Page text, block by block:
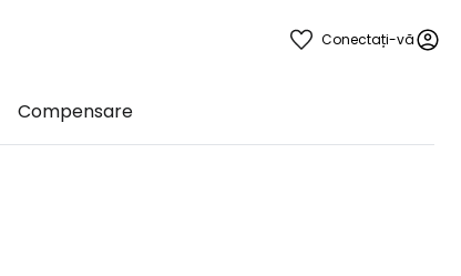
Conectați-vă
Compensare